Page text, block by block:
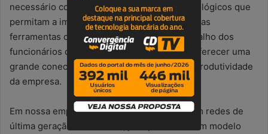
necessário contar com grandes aliados tecnológicos que
permitam a implantação de Wi-Fi 6, IoT e outras
ferramentas cujo objetivo seja facilitar o trabalho dos
funcionários dentro e fora do escritório, ao oferecer uma
grande conectividade sem fio, garantindo a produtividade
da empresa.
Em nossa empresa, os escritórios já possuem redes de
última geração. Além disso, já implantamos um modelo